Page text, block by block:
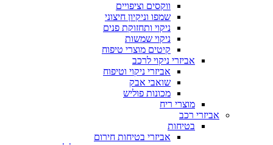
ווקסים וציפויים
שמפו וניקיון חיצוני
ניקוי ותחזוקת פנים
ניקוי שמשות
קיטים מוצרי טיפוח
אביזרי ניקוי לרכב
אביזרי ניקוי וטיפוח
שואבי אבק
מכונות פוליש
מוצרי ריח
אביזרי רכב
בטיחות
אביזרי בטיחות חירום